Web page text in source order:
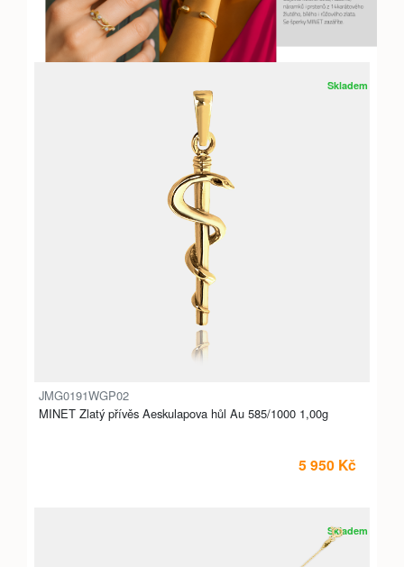
Skladem
JMG0191WGP02
MINET Zlatý přívěs Aeskulapova hůl Au 585/1000 1,00g
5 950 Kč
Skladem